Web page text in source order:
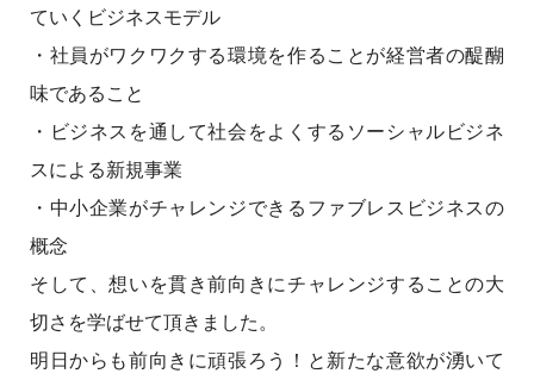
ていくビジネスモデル
・社員がワクワクする環境を作ることが経営者の醍醐
味であること
・ビジネスを通して社会をよくするソーシャルビジネ
スによる新規事業
・中小企業がチャレンジできるファブレスビジネスの
概念
そして、想いを貫き前向きにチャレンジすることの大
切さを学ばせて頂きました。
明日からも前向きに頑張ろう！と新たな意欲が湧いて